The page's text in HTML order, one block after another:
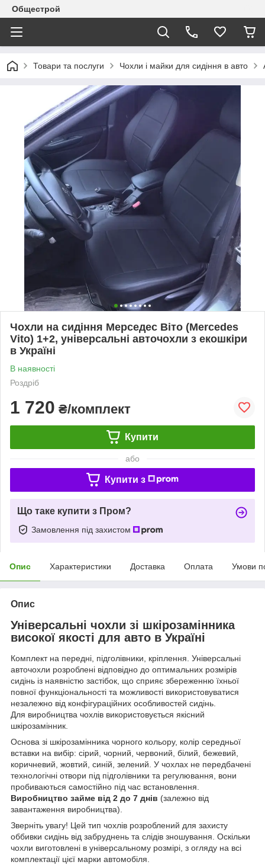
Общестрой
Товари та послуги Чохли і майки для сидіння в авто
Чохли на сидіння Мерседес Віто (Mercedes
Vito) 1+2, універсальні авточохли з екошкіри
в Україні
В наявності
Роздріб
1 720 ₴/комплект
Купити
або
Купити з
Що таке купити з Пром?
Замовлення під захистом
Опис Характеристики Доставка Оплата Умови
Опис
Універсальні чохли зі шкірозамінника
високої якості для авто в Україні
Комплект на передні, підголівники, кріплення. Універсальні
авточохли розроблені відповідно до оптимальних розмірів
сидінь із наявністю застібок, що сприяє збереженню їхньої
повної функціональності та можливості використовуватися
незалежно від конфігураційних особливостей сидінь.
Для виробництва чохлів використовується якісний
шкірозамінник.
Основа зі шкірозамінника чорного кольору, колір середньої
вставки на вибір: сірий, чорний, червоний, білий, бежевий,
коричневий, жовтий, синій, зелений. У чохлах не передбачені
технологічні отвори під підголівники та регулювання, вони
пробиваються самостійно під час встановлення.
Виробництво займе від 2 до 7 днів (залежно від
завантаження виробництва).
Зверніть увагу! Цей тип чохлів розроблений для захисту
оббивки сидінь від забруднень та слідів зношування. Оскільки
чохли виготовлені в універсальному розмірі, з огляду на всі
комплектації цієї марки автомобіля.